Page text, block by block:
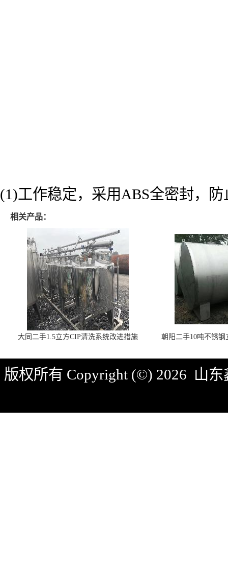
(1)工作稳定，采用ABS全密封，
相关产品：
大同二手1.5立方CIP清洗系统改进措施 朝阳二手10吨不锈
版权所有 Copyright (©) 2026 山